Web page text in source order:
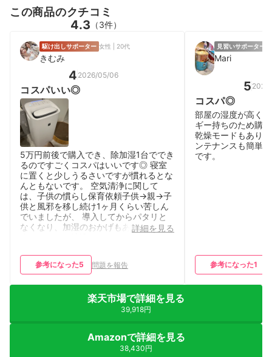
この商品のクチコミ
4.3 （3件）
駆け出しサポーター 女性 | 20代
きむみ
4 2026/05/06
コスパいい◎
5万円前後で購入でき、除加湿1台ででき
るのですごくコスパはいいです◎ 寝室
に置くと少しうるさいですが慣れるとな
んともないです。 空気清浄に関して
は、子供の慣らし保育依頼子供→親→子
供と風邪を移し続け1ヶ月くらい苦しん
でいましたが、 導入してからパタリと
なくなり、加湿のおかげもあると思いま
しお手入れが面倒です。 サボると角に
ピンクカビ生えます。 お手入れがもう
詳細を見る
参考になった5 問題を報告
見習いサポーター
Mari
5
コスパ◎
部屋の湿度が高く
ギー持ちのため購
乾燥モードもあり
ンテナンスも簡単
です。
参考になった1
楽天市場で詳細を見る
39,918円
Amazonで詳細を見る
38,430円